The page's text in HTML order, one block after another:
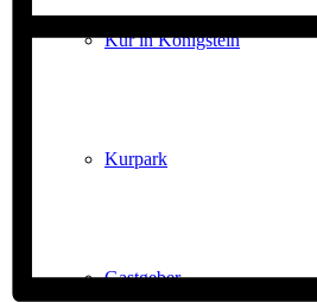
Kur in Königstein
Kurpark
Gastgeber